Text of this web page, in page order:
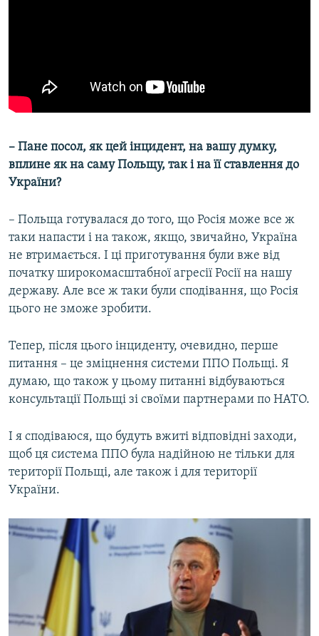
– Пане посол, як цей інцидент, на вашу думку,
вплине як на саму Польщу, так і на її ставлення до
України?
– Польща готувалася до того, що Росія може все ж
таки напасти і на також, якщо, звичайно, Україна
не втримається. І ці приготування були вже від
початку широкомасштабної агресії Росії на нашу
державу. Але все ж таки були сподівання, що Росія
цього не зможе зробити.
Тепер, після цього інциденту, очевидно, перше
питання – це зміцнення системи ППО Польщі. Я
думаю, що також у цьому питанні відбуваються
консультації Польщі зі своїми партнерами по НАТО.
І я сподіваюся, що будуть вжиті відповідні заходи,
щоб ця система ППО була надійною не тільки для
території Польщі, але також і для території
України.